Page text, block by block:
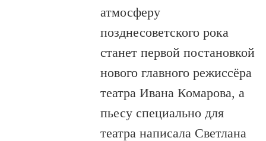
атмосферу
позднесоветского рока
станет первой постановкой
нового главного режиссёра
театра Ивана Комарова, а
пьесу специально для
театра написала Светлана